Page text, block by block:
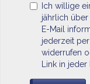
Ich willige
jährlich
E-Mail
jederzeit
widerrufen
Link in jeder